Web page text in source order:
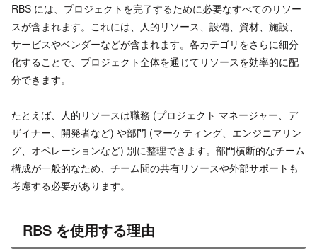
RBS には、プロジェクトを完了するために必要なすべてのリソー
スが含まれます。これには、人的リソース、設備、資材、施設、
サービスやベンダーなどが含まれます。各カテゴリをさらに細分
化することで、プロジェクト全体を通じてリソースを効率的に配
分できます。
たとえば、人的リソースは職務 (プロジェクト マネージャー、デ
ザイナー、開発者など) や部門 (マーケティング、エンジニアリン
グ、オペレーションなど) 別に整理できます。部門横断的なチーム
構成が一般的なため、チーム間の共有リソースや外部サポートも
考慮する必要があります。
RBS を使用する理由